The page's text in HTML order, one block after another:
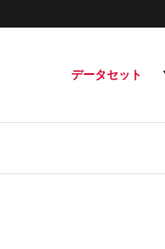
データセット